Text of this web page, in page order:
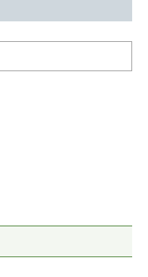
© 2023 Mie